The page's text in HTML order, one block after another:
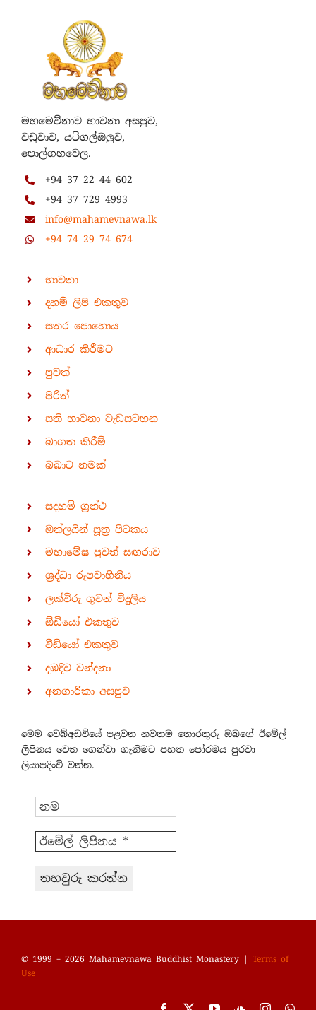
මහමෙව්නාව භාවනා අසපුව,
වඩුවාව, යටිගල්ඔලුව,
පොල්ගහවෙල.
+94 37 22 44 602
+94 37 729 4993
info@mahamevnawa.lk
+94 74 29 74 674
භාවනා
දහම් ලිපි එකතුව
සතර පොහොය
ආධාර කිරීමට
පුවත්
පිරිත්
සති භාවනා වැඩසටහන
බාගත කිරීම්
බබාට නමක්
සදහම් ග්‍රන්ථ
ඔන්ලයින් සූත්‍ර පිටකය
මහාමේඝ පුවත් සඟරාව
ශ්‍රද්ධා රූපවාහිනිය
ලක්විරු ගුවන් විදුලිය
ඕඩියෝ එකතුව
වීඩියෝ එකතුව
දඹදිව වන්දනා
අනගාරිකා අසපුව
මෙම වෙබ්අඩවියේ පළවන නවතම තොරතුරු ඔබගේ ඊමේල්
ලිපිනය වෙත ගෙන්වා ගැනීමට පහත පෝරමය පුරවා
ලියාපදිංචි වන්න.
© 1999 – 2026 Mahamevnawa Buddhist Monastery | Terms of
Use